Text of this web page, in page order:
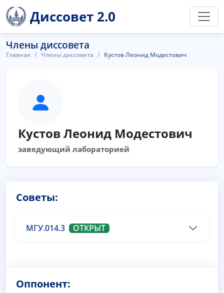
Диссовет 2.0
Члены диссовета
Главная Члены диссовета Кустов Леонид Модестович
Кустов Леонид Модестович
заведующий лабораторией
Советы:
МГУ.014.3 ОТКРЫТ
Оппонент: